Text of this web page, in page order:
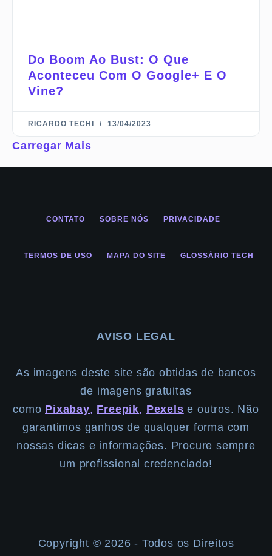
Do Boom Ao Bust: O Que
Aconteceu Com O Google+ E O
Vine?
RICARDO TECHI 13/04/2023
Carregar Mais
CONTATO SOBRE NÓS PRIVACIDADE
TERMOS DE USO MAPA DO SITE GLOSSÁRIO TECH
AVISO LEGAL
As imagens deste site são obtidas de bancos
de imagens gratuitas
como Pixabay, Freepik, Pexels e outros. Não
garantimos ganhos de qualquer forma com
nossas dicas e informações. Procure sempre
um profissional credenciado!
Copyright ©️ 2026 - Todos os Direitos